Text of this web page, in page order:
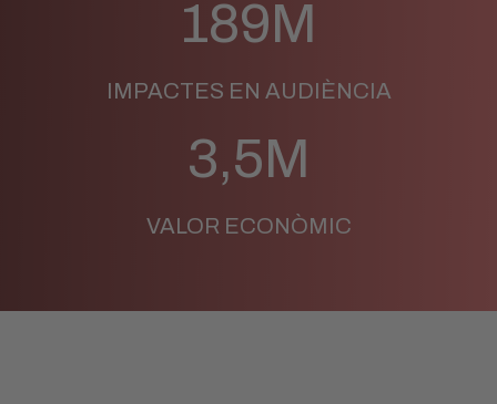
189M
IMPACTES EN AUDIÈNCIA
3,5M
VALOR ECONÒMIC